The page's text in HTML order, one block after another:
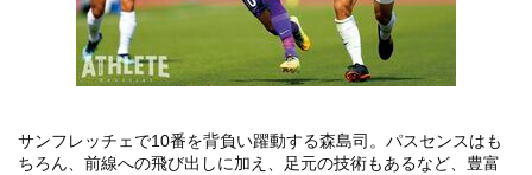
サンフレッチェで10番を背負い躍動する森島司。パスセンスはも
ちろん、前線への飛び出しに加え、足元の技術もあるなど、豊富